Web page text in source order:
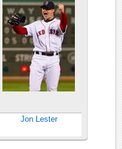
Jon Lester